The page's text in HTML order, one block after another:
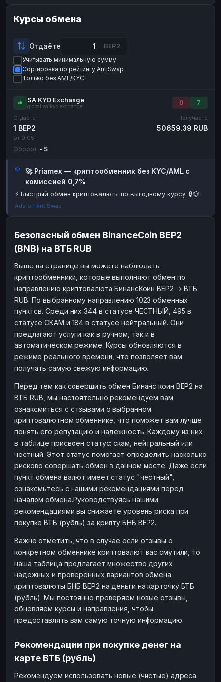
ЮMoney RUB ЮMoney
БАЛАНСЫ КРИПТОБИРЖ
Binance
СБЕР
Альфа-Банк
Райффайзен
Т-Банк RUB
RUB
RUB
ЗК
НАЛИЧНЫЕ ДЕНЬГИ
Наличные
Наличные USD Наличные
Наличные
Курсы обмена
Отдаёте BEP2
Учитывать минимальную сумму
Сортировка по рейтингу AntiSwap
Только без AML/KYC
SAIKYO Exchange
global.saikyo.exchange
0 7
Отдаёте
1 BEP2
от 0.05
Получаете
50659.39 RUB
Оборот: - $
🚀 Priamex — криптообменник без KYC/AML с
комиссией 0,7%
⚡ Быстрый обмен криптовалюты по выгодному курсу. 🔒💱
Ads on AntiSwap
Безопасный обмен BinanceCoin BEP2
(BNB) на ВТБ RUB
Выше на странице вы можете наблюдать
криптообменники, которые выполняют обмен по
направлению криптовалюта БинансКоин BEP2 → ВТБ
RUB. По выбранному направлению 1023 обменных
пунктов. Среди них 344 в статусе ЧЕСТНЫЙ, 495 в
статусе СКАМ и 184 в статусе нейтральный. Они
предлагают услуги как в ручном, так и в
автоматическом режиме. Курсы обновляются в
режиме реального времени, что позволяет вам
получать самую свежую информацию.
Перед тем как совершить обмен Бинанс коин BEP2 на
ВТБ RUB, мы настоятельно рекомендуем вам
ознакомиться с отзывами о выбранном
криптовалютном обменнике, что поможет вам лучше
понять его репутацию и надежность. Каждому из них
в таблице присвоен статус: скам, нейтральный или
честный. Этот статус помогает определить насколько
рисково совершать обмен в данном месте. Даже если
пункт обмена валют имеет статус "честный",
ознакомьтесь с нашими рекомендациями перед
началом обмена.Руководствуясь нашими
рекомендациями вы снижаете уровень риска при
покупке ВТБ (рубль) за крипту БНБ BEP2.
Важно отметить, что в случае если отзывы о
конкретном обменнике криптовалют вас смутили, то
наша таблица предлагает множество других
надежных и проверенных вариантов обмена
криптовалюты БНБ BEP2 на деньги на карточку ВТБ
(рубль). Мы постоянно проверяем новые отзывы,
обновляем курсы и направления, чтобы
предоставлять вам самую точную информацию.
Рекомендации при покупке денег на
карте ВТБ (рубль)
Рекомендуем использовать новые (чистые) адреса